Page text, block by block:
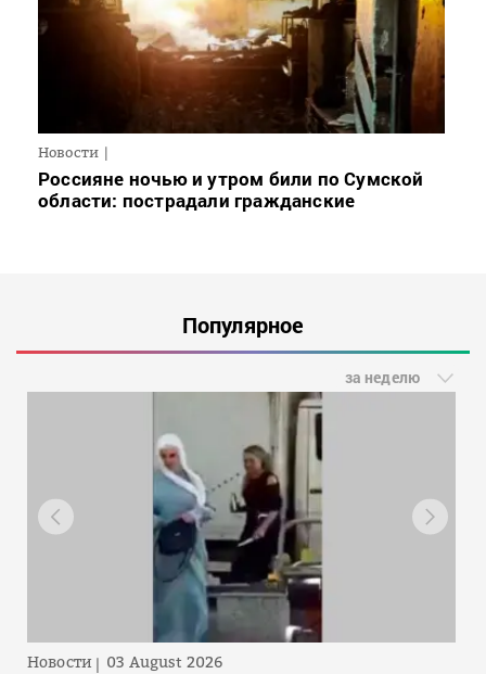
Новости
Россияне ночью и утром били по Сумской
области: пострадали гражданские
Популярное
за неделю
Новости 03 August 2026